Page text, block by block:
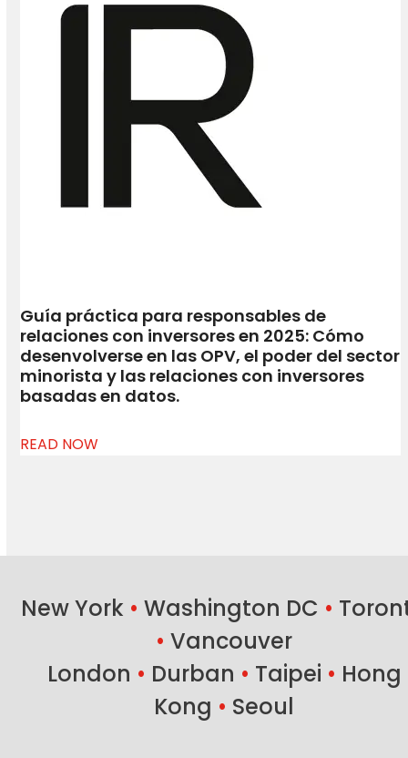
Guía práctica para responsables de
relaciones con inversores en 2025: Cómo
desenvolverse en las OPV, el poder del sector
minorista y las relaciones con inversores
basadas en datos.
READ NOW
New York • Washington DC •
• Vancouver
London • Durban • Taipei • Hong
Kong • Seoul